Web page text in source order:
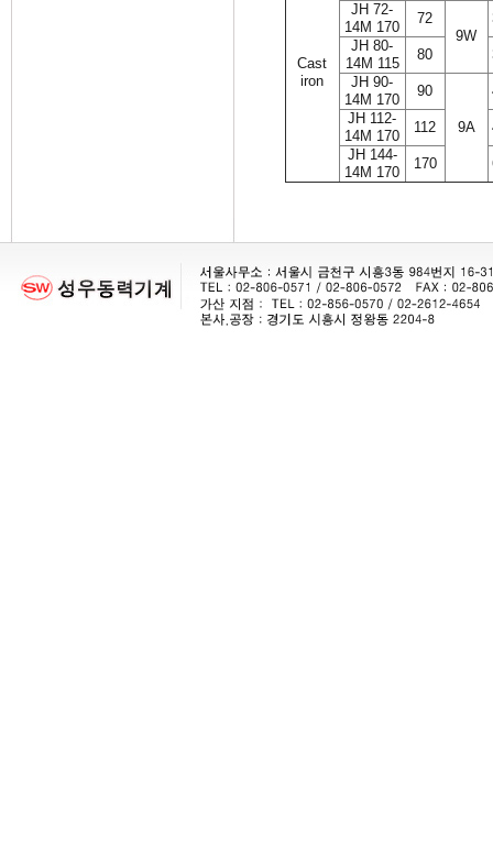
Cast
iron
JH 72-
14M 170
72
9W
JH 80-
14M 115
80
JH 90-
14M 170
90
9A
JH 112-
14M 170
112
JH 144-
14M 170
170